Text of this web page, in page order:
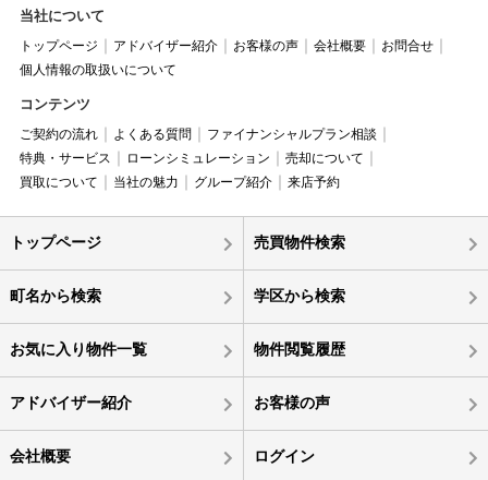
当社について
トップページ アドバイザー紹介 お客様の声 会社概要
お問合せ
個人情報の取扱いについて
コンテンツ
ご契約の流れ よくある質問
ファイナンシャルプラン相談
特典・サービス
ローンシミュレーション
売却について
買取について
当社の魅力 グループ紹介 来店予約
トップページ 売買物件検索
町名から検索 学区から検索
お気に入り物件一覧 物件閲覧履歴
アドバイザー紹介 お客様の声
会社概要 ログイン